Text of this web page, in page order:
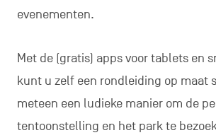
evenementen.
Met de (gratis) apps voor tablets en
kunt u zelf een rondleiding op maat
meteen een ludieke manier om de
tentoonstelling en het park te